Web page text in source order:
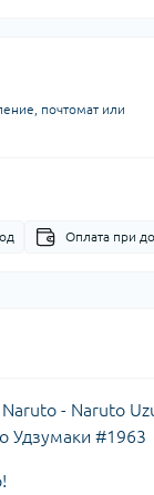
почтомат или
Оплата при
Naruto - Naruto
Удзумаки #1963